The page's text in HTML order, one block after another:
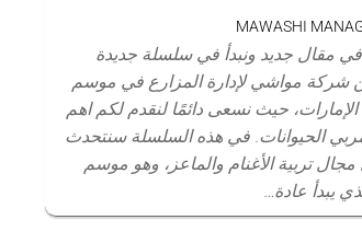
MAWASHI
مقال جديد ونبدأ في سلسلة جديدة
شركة مواشي لإدارة المزارع في موسم
حيث نسعى دائمًا لنقدم لكم اهم
الحيوانات. في هذه السلسلة سنتحدث
تربية الأغنام والماعز، وهو موسم
يبدأ عادة…